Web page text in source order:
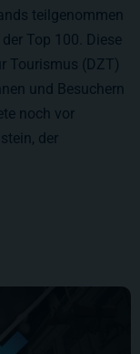
teilgenommen
Top 100. Diese
Tourismus (DZT)
und Besuchern
noch vor
der